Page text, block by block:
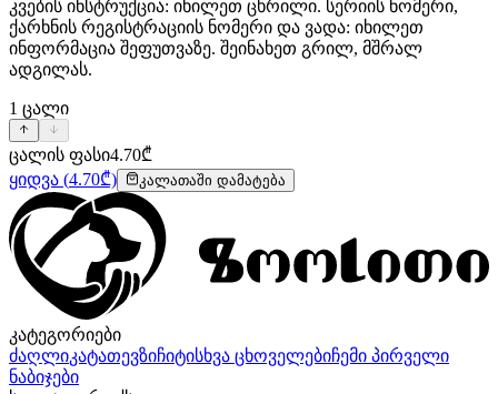
კვების ინსტრუქცია: იხილეთ ცხრილი. სერიის ნომერი,
ქარხნის რეგისტრაციის ნომერი და ვადა: იხილეთ
ინფორმაცია შეფუთვაზე. შეინახეთ გრილ, მშრალ
ადგილას.
1 ცალი
ცალის ფასი4.70₾
ყიდვა (4.70₾) კალათაში დამატება
კატეგორიები
ძაღლიკატათევზიჩიტისხვა ცხოველებიჩემი პირველი
ნაბიჯები